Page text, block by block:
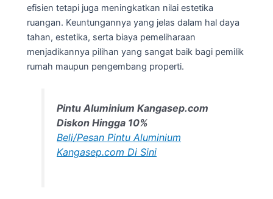
efisien tetapi juga meningkatkan nilai estetika
ruangan. Keuntungannya yang jelas dalam hal daya
tahan, estetika, serta biaya pemeliharaan
menjadikannya pilihan yang sangat baik bagi pemilik
rumah maupun pengembang properti.
Pintu Aluminium Kangasep.com
Diskon Hingga 10%
Beli/Pesan Pintu Aluminium
Kangasep.com Di Sini